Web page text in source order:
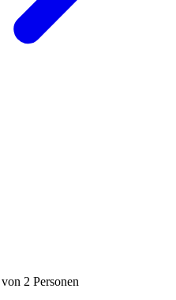
2 Personen